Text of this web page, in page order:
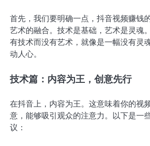
首先，我们要明确一点，抖音视频赚钱
艺术的融合。技术是基础，艺术是灵魂
有技术而没有艺术，就像是一幅没有灵
动人心。
技术篇：内容为王，创意先行
在抖音上，内容为王。这意味着你的视
意，能够吸引观众的注意力。以下是一
议：